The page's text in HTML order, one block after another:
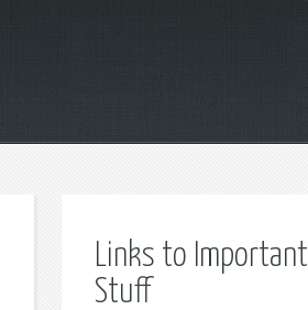
Links to Important
Stuff